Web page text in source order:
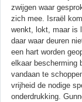
zwijgen waar
zich mee. Israël
wenkt, lokt, maar is
daar waar deuren
een hart worden
elkaar bescherming
vandaan te
vrijheid de nodige
onderdrukking.